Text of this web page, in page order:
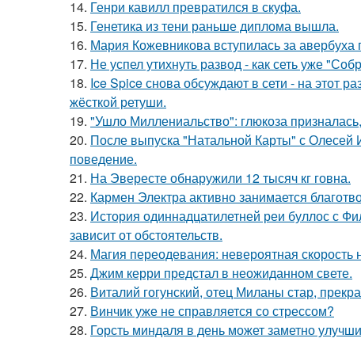
14. Генри кавилл превратился в скуфа.
15. Генетика из тени раньше диплома вышла.
16. Мария Кожевникова вступилась за
17. Не успел утихнуть развод - как сеть уже
18. Ice Spice снова обсуждают в сети - на этот
жёсткой ретуши.
19. "Ушло Миллениальство": глюкоза
20. После выпуска "Натальной Карты" с Олесей
поведение.
21. На Эвересте обнаружили 12 тысяч кг говна.
22. Кармен Электра активно занимается
23. История одиннадцатилетней реи буллос с
зависит от обстоятельств.
24. Магия переодевания: невероятная скорость
25. Джим керри предстал в неожиданном свете.
26. Виталий гогунский, отец Миланы стар,
27. Винчик уже не справляется со стрессом?
28. Горсть миндаля в день может заметно